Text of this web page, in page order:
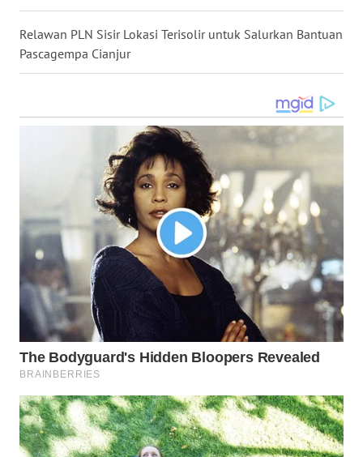
Relawan PLN Sisir Lokasi Terisolir untuk Salurkan Bantuan
Pascagempa Cianjur
KARAWANG
WN
DEPOK
WN
TAPANULI
UTARA
WN
SAMOSIR
WN
PADANG
LAWAS